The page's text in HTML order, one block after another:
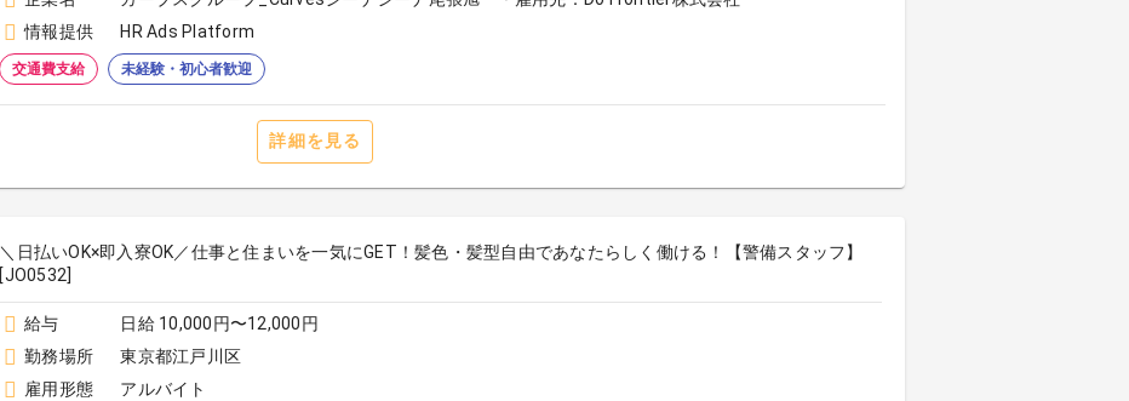
情報提供
HR Ads Platform
交通費支給 未経験・初心者歓迎
詳細を見る
＼日払いOK×即入寮OK／仕事と住まいを一気にGET！髪色・髪型自由であなたらしく働ける！【警備スタッフ】
[JO0532]
給与
日給 10,000円〜12,000円
勤務場所
東京都江戸川区
雇用形態
アルバイト